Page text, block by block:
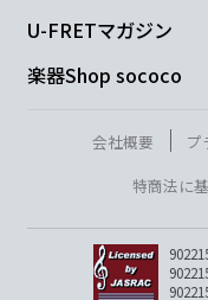
U-FRETマガジン
楽器Shop sococo
会社概要 プ
特商法に